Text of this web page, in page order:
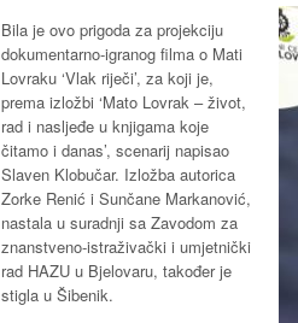
Bila je ovo prigoda za projekciju
dokumentarno-igranog filma o Mati
Lovraku ‘Vlak riječi’, za koji je,
prema izložbi ‘Mato Lovrak – život,
rad i nasljeđe u knjigama koje
čitamo i danas’, scenarij napisao
Slaven Klobučar. Izložba autorica
Zorke Renić i Sunčane Markanović,
nastala u suradnji sa Zavodom za
znanstveno-istraživački i umjetnički
rad HAZU u Bjelovaru, također je
stigla u Šibenik.